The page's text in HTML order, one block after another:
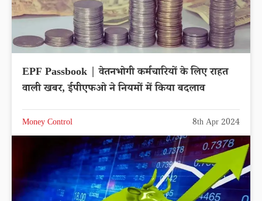
EPF Passbook | वेतनभोगी कर्मचारियों के लिए राहत
वाली खबर, ईपीएफओ ने नियमों में किया बदलाव
Money Control 8th Apr 2024